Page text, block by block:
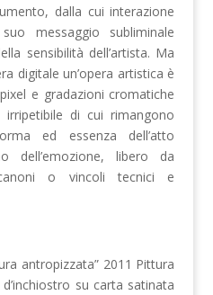
dalla cui interazione
messaggio subliminale
sensibilità dell’artista. Ma
digitale un’opera artistica è
e gradazioni cromatiche
irripetibile di cuirimangono
ed essenza dell’atto
dell’emozione, libero da
o vincoli tecnici e
antropizzata” 2011 Pittura
su carta satinata